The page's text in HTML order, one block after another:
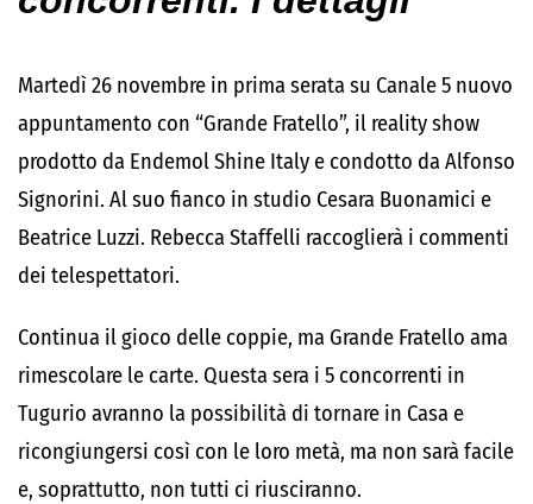
Martedì 26 novembre in prima serata su Canale 5 nuovo
appuntamento con “Grande Fratello”, il reality show
prodotto da Endemol Shine Italy e condotto da Alfonso
Signorini. Al suo fianco in studio Cesara Buonamici e
Beatrice Luzzi. Rebecca Staffelli raccoglierà i commenti
dei telespettatori.
Continua il gioco delle coppie, ma Grande Fratello ama
rimescolare le carte. Questa sera i 5 concorrenti in
Tugurio avranno la possibilità di tornare in Casa e
ricongiungersi così con le loro metà, ma non sarà facile
e, soprattutto, non tutti ci riusciranno.